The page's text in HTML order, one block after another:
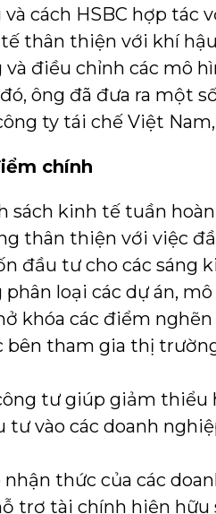
và cách HSBC hợp tác
thân thiện với khí
và điều chỉnh các mô
ông đã đưa ra một
ty tái chế Việt
chính
sách kinh tế tuần
thân thiện với việc
đầu tư cho các sáng
phân loại các dự án,
khóa các điểm
bên tham gia thị
tư giúp giảm thiểu
tư vào các doanh
nhận thức của các
trợ tài chính hiện